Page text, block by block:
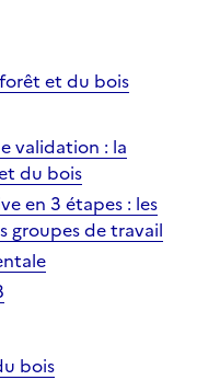
et du bois
validation : la
du bois
en 3 étapes : les
groupes de travail
bois